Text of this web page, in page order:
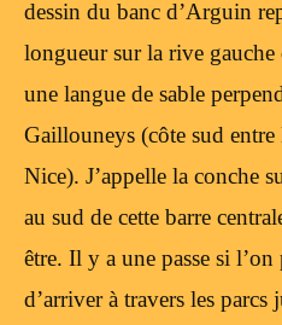
dessin du banc d’Arguin
longueur sur la rive gauche
une langue de sable
Gaillouneys (côte sud
Nice). J’appelle la conche
au sud de cette barre
être. Il y a une passe si
d’arriver à travers les parcs